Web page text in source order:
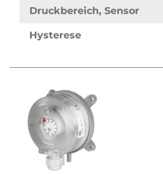
Druckbereich, Sensor
Hysterese